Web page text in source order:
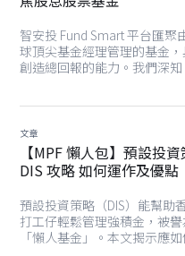
智安投 Fund Smart 平台匯聚
球頂尖基金經理管理的基金，
創造總回報的能力。我們深知
正驅動回報的核心因素，並提
元化的基金選項，為您創造
靈活的資產配置。為您搜羅
精選的股息股票基金名單。
文章
【MPF 懶人包】預設投
DIS 攻略 如何運作及優點
預設投資策略（DIS）能幫助
打工仔輕鬆管理強積金，被譽
「懶人基金」。本文揭示應